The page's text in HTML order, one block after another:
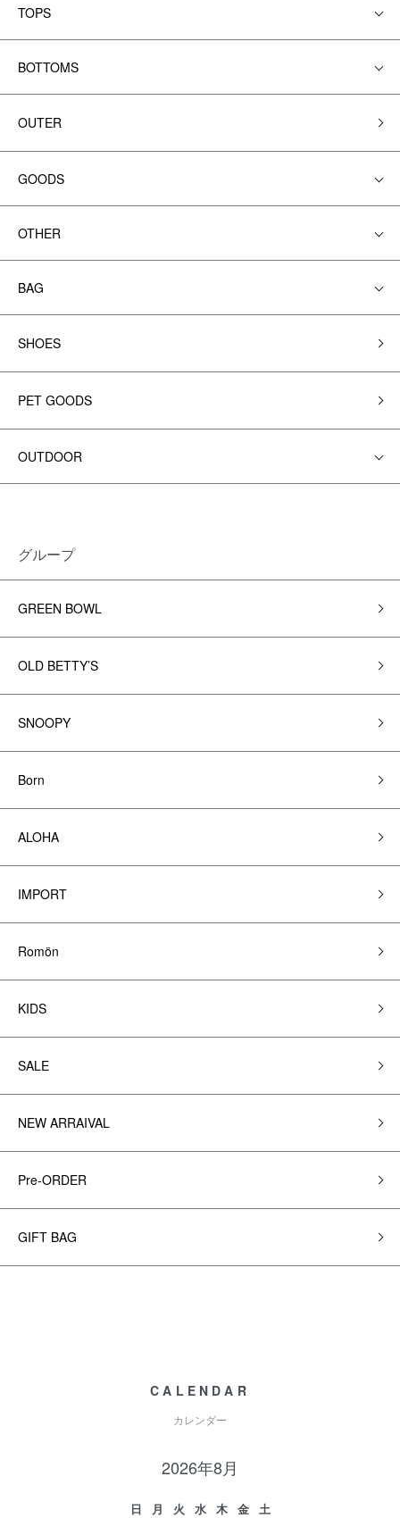
TOPS
BOTTOMS
OUTER
GOODS
OTHER
BAG
SHOES
PET GOODS
OUTDOOR
グループ
GREEN BOWL
OLD BETTY’S
SNOOPY
Born
ALOHA
IMPORT
Romön
KIDS
SALE
NEW ARRAIVAL
Pre-ORDER
GIFT BAG
CALENDAR
カレンダー
2026年8月
日 月 火 水 木 金 土